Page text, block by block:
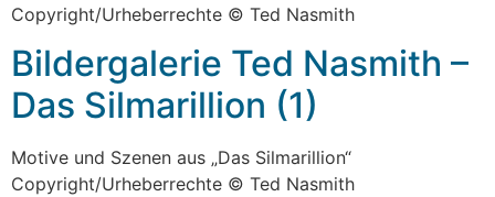
Copyright/Urheberrechte © Ted Nasmith
Bildergalerie Ted Nasmith –
Das Silmarillion (1)
Motive und Szenen aus „Das Silmarillion“
Copyright/Urheberrechte © Ted Nasmith